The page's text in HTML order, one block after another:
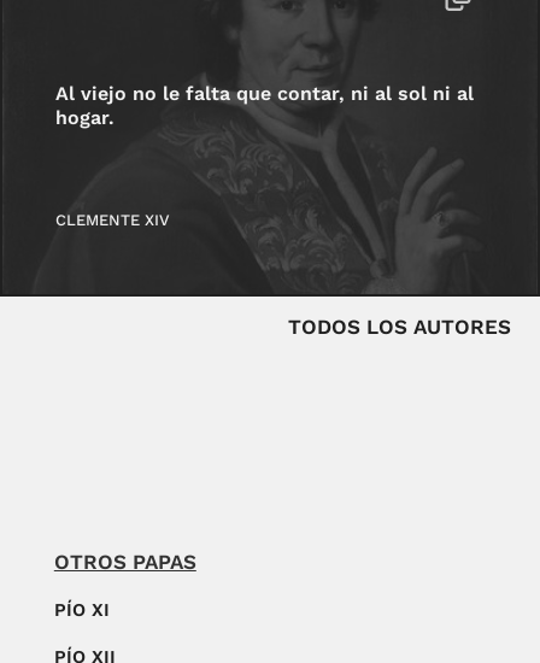
Al viejo no le falta que contar, ni al sol ni al
hogar.
CLEMENTE XIV
TODOS LOS AUTORES
OTROS PAPAS
PÍO XI
PÍO XII